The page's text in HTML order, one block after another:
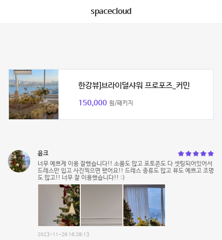
spacecloud
한강뷰]브라이덜샤워 프로포즈_커민
150,000 원/패키지
윤크
너무 예쁘게 이용 잘했습니다!! 소품도 많고 포토존도 다 셋팅되어있어서
드레스만 입고 사진찍으면 됐어요!! 드레스 종류도 많고 뷰도 예쁘고 조명
도 많고!! 너무 잘 이용했습니다!! :)
2023-11-26 16:28:13